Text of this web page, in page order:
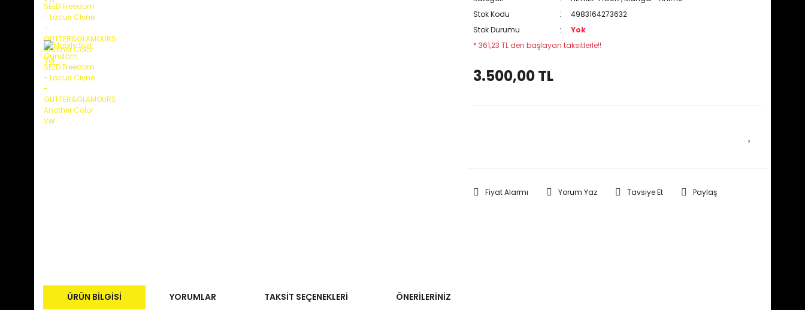
Stok Kodu
4983164273632
Stok Durumu
Yok
* 361,23 TL den başlayan taksitlerle!!
3.500,00 TL
Fiyat Alarmı Yorum Yaz Tavsiye Et Paylaş
ÜRÜN BILGISI YORUMLAR TAKSIT SEÇENEKLERI ÖNERILERINIZ